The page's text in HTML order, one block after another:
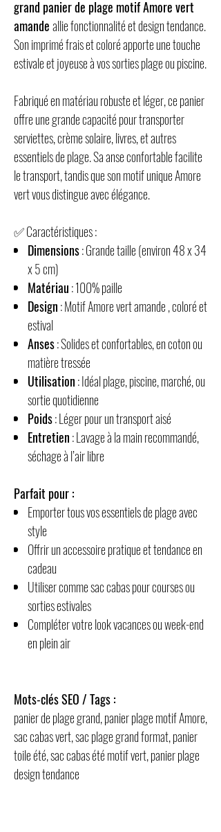
grand panier de plage motif Amore vert
amandeallie fonctionnalité et design tendance.
Son imprimé frais et coloré apporte une touche
estivale et joyeuse à vos sorties plage ou piscine.
Fabriqué en matériau robuste et léger, ce panier
offre une grande capacité pour transporter
serviettes, crème solaire, livres, et autres
essentiels de plage. Sa anse confortable facilite
le transport, tandis que son motif unique Amore
vert vous distingue avec élégance.
✅ Caractéristiques :
Dimensions: Grande taille (environ 48 x 34
x 5 cm)
Matériau: 100% paille
Design: Motif Amore vert amande , coloré et
estival
Anses: Solides et confortables, en coton ou
matière tressée
Utilisation: Idéal plage, piscine, marché, ou
sortie quotidienne
Poids: Léger pour un transport aisé
Entretien: Lavage à la main recommandé,
séchage à l’air libre
Parfait pour :
Emporter tous vos essentiels de plage avec
style
Offrir un accessoire pratique et tendance en
cadeau
Utiliser comme sac cabas pour courses ou
sorties estivales
Compléter votre look vacances ou week-end
en plein air
Mots-clés SEO / Tags :
panier de plage grand, panier plage motif Amore,
sac cabas vert, sac plage grand format, panier
toile été, sac cabas été motif vert, panier plage
design tendance